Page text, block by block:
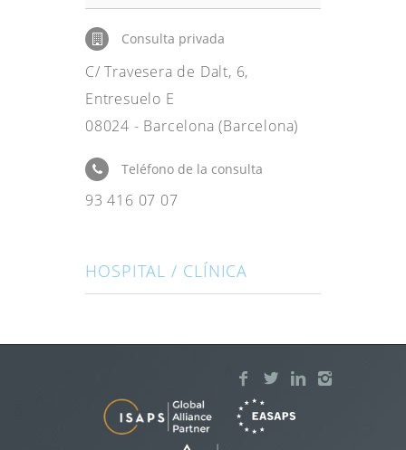
Consulta privada
C/ Travesera de Dalt, 6,
Entresuelo E
08024 - Barcelona (Barcelona)
Teléfono de la consulta
93 416 07 07
HOSPITAL / CLÍNICA